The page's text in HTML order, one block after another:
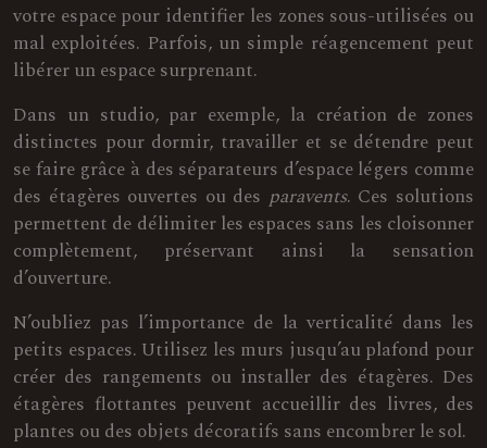
votre espace pour identifier les zones sous-utilisées ou
mal exploitées. Parfois, un simple réagencement peut
libérer un espace surprenant.
Dans un studio, par exemple, la création de zones
distinctes pour dormir, travailler et se détendre peut
se faire grâce à des séparateurs d’espace légers comme
des étagères ouvertes ou des paravents. Ces solutions
permettent de délimiter les espaces sans les cloisonner
complètement, préservant ainsi la sensation
d’ouverture.
N’oubliez pas l’importance de la verticalité dans les
petits espaces. Utilisez les murs jusqu’au plafond pour
créer des rangements ou installer des étagères. Des
étagères flottantes peuvent accueillir des livres, des
plantes ou des objets décoratifs sans encombrer le sol.